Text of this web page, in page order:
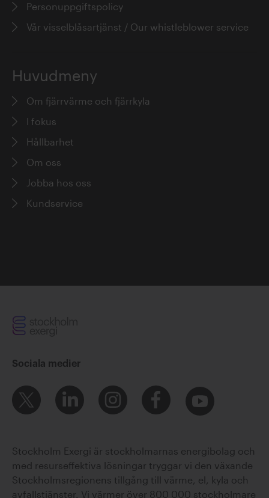
Fabian Levihn
Personuppgiftspolicy
Vår visselblåsartjänst / Our whistleblower service
Huvudmeny
Om fjärrvärme och fjärrkyla
I fokus
Hållbarhet
Om oss
Jobba hos oss
Kundservice
Sociala medier
Stockholm Exergi är stockholmarnas energibolag och
med resurseffektiva lösningar tryggar vi den växande
Stockholmsregionens tillgång till värme, el, kyla och
avfallstjänster. Vi värmer över 800 000 stockholmare